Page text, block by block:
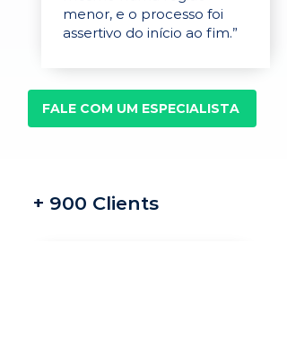
menor, e o processo foi
assertivo do início ao fim.”
FALE COM UM ESPECIALISTA
+ 900 Clients